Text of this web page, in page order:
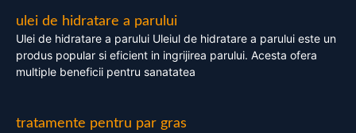
ulei de hidratare a parului
Ulei de hidratare a parului Uleiul de hidratare a parului este un
produs popular si eficient in ingrijirea parului. Acesta ofera
multiple beneficii pentru sanatatea
tratamente pentru par gras